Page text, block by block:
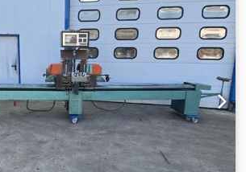
подавання, плавно регульоване
з двигуном та цифровим дисплеєм